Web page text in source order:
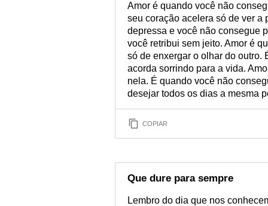
Amor é quando você não
seu coração acelera só de ver a
depressa e você não consegue
você retribui sem jeito. Amor é
só de enxergar o olhar do outro.
acorda sorrindo para a vida.
nela. É quando você não
desejar todos os dias a mesma
COPIAR
Que dure para sempre
Lembro do dia que nos